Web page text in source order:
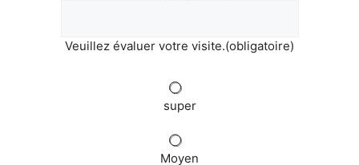
Veuillez évaluer votre visite.(obligatoire)
super
Moyen